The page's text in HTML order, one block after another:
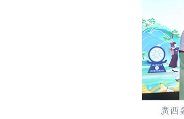
廣西